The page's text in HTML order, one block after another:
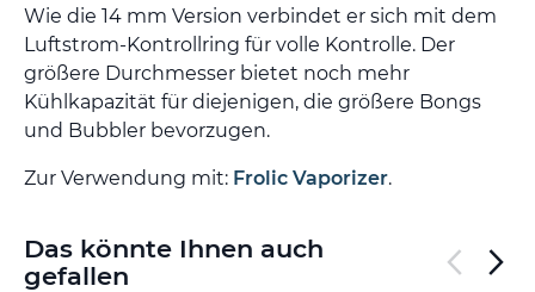
Wie die 14 mm Version verbindet er sich mit dem
Luftstrom-Kontrollring für volle Kontrolle. Der
größere Durchmesser bietet noch mehr
Kühlkapazität für diejenigen, die größere Bongs
und Bubbler bevorzugen.
Zur Verwendung mit: Frolic Vaporizer.
Das könnte Ihnen auch
gefallen